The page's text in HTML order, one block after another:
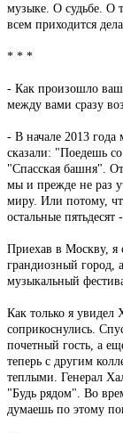
музыке. О судьбе. О
всем приходится
* * *
- Как произошло
между вами сразу
- В начале 2013
сказали: "Поедешь
"Спасская башня".
мы и прежде не раз
миру. Или потому,
остальные пятьдесят
Приехав в Москву, я
грандиозный город,
музыкальный
Как только я
соприкоснулись.
почетный гость, а
теперь с другим
теплыми. Генерал
"Будь рядом". Во
думаешь по этому